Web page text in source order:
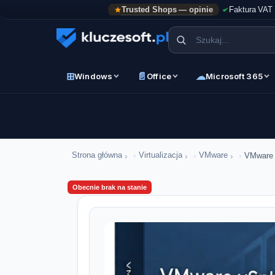
Trusted Shops — opinie Faktura
⊞Windows 📄 Office ☁Microsoft 365
Strona główna › Virtualizacja › VMware ›
Obecnie brak na stanie